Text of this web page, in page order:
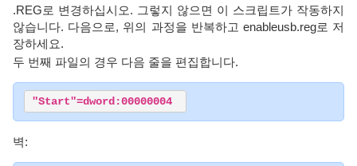
.REG로 변경하십시오. 그렇지 않으면 이 스크립트가 작동하지
않습니다. 다음으로, 위의 과정을 반복하고 enableusb.reg로 저
장하세요.
두 번째 파일의 경우 다음 줄을 편집합니다.
"Start"=dword:00000004
벽: